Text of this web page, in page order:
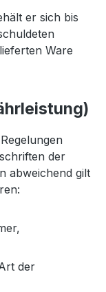
er sich bis
Ware
der
abweichend gilt
der